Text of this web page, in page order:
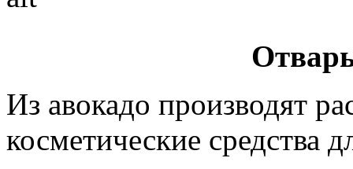
Из авокадо производят
косметические средства